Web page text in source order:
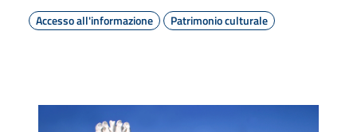
Accesso all'informazione
Patrimonio culturale